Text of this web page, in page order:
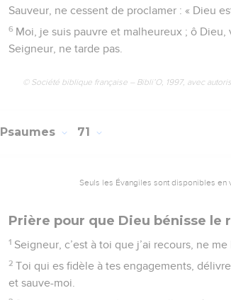
Sauveur, ne cessent de proclamer : « Dieu
6 Moi, je suis pauvre et malheureux ; ô
Seigneur, ne tarde pas.
© Société biblique française – Bibli’O, 1997, avec
Psaumes 71
Seuls les Évangiles sont disponibles en
Prière pour que Dieu bénisse le
1 Seigneur, c’est à toi que j’ai recours, ne me
2 Toi qui es fidèle à tes engagements,
et sauve-moi.